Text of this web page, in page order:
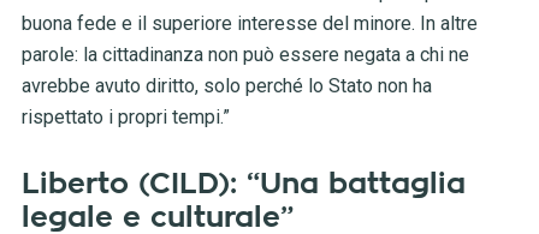
buona fede e il superiore interesse del minore. In altre
parole: la cittadinanza non può essere negata a chi ne
avrebbe avuto diritto, solo perché lo Stato non ha
rispettato i propri tempi.”
Liberto (CILD): “Una battaglia
legale e culturale”